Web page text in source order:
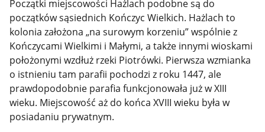
Początki miejscowości Hażlach podobne są do
początków sąsiednich Kończyc Wielkich. Hażlach to
kolonia założona „na surowym korzeniu” wspólnie z
Kończycami Wielkimi i Małymi, a także innymi wioskami
położonymi wzdłuż rzeki Piotrówki. Pierwsza wzmianka
o istnieniu tam parafii pochodzi z roku 1447, ale
prawdopodobnie parafia funkcjonowała już w XIII
wieku. Miejscowość aż do końca XVIII wieku była w
posiadaniu prywatnym.